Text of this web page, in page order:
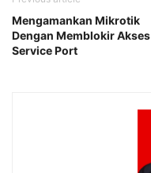
Mengamankan Mikrotik
Dengan Memblokir Akses
Service Port